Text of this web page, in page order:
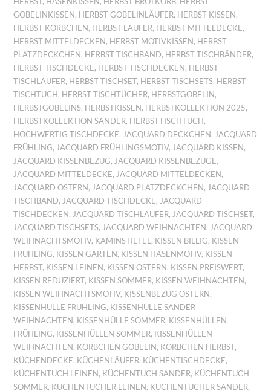
GOBELINKISSEN, HERBST GOBELINLÄUFER, HERBST KISSEN,
HERBST KÖRBCHEN, HERBST LÄUFER, HERBST MITTELDECKE,
HERBST MITTELDECKEN, HERBST MOTIVKISSEN, HERBST
PLATZDECKCHEN, HERBST TISCHBAND, HERBST TISCHBÄNDER,
HERBST TISCHDECKE, HERBST TISCHDECKEN, HERBST
TISCHLÄUFER, HERBST TISCHSET, HERBST TISCHSETS, HERBST
TISCHTUCH, HERBST TISCHTÜCHER, HERBSTGOBELIN,
HERBSTGOBELINS, HERBSTKISSEN, HERBSTKOLLEKTION 2025,
HERBSTKOLLEKTION SANDER, HERBSTTISCHTUCH,
HOCHWERTIG TISCHDECKE, JACQUARD DECKCHEN, JACQUARD
FRÜHLING, JACQUARD FRÜHLINGSMOTIV, JACQUARD KISSEN,
JACQUARD KISSENBEZUG, JACQUARD KISSENBEZÜGE,
JACQUARD MITTELDECKE, JACQUARD MITTELDECKEN,
JACQUARD OSTERN, JACQUARD PLATZDECKCHEN, JACQUARD
TISCHBAND, JACQUARD TISCHDECKE, JACQUARD
TISCHDECKEN, JACQUARD TISCHLÄUFER, JACQUARD TISCHSET,
JACQUARD TISCHSETS, JACQUARD WEIHNACHTEN, JACQUARD
WEIHNACHTSMOTIV, KAMINSTIEFEL , KISSEN BILLIG, KISSEN
FRÜHLING, KISSEN GARTEN, KISSEN HASENMOTIV, KISSEN
HERBST, KISSEN LEINEN, KISSEN OSTERN, KISSEN PREISWERT,
KISSEN REDUZIERT, KISSEN SOMMER, KISSEN WEIHNACHTEN,
KISSEN WEIHNACHTSMOTIV, KISSENBEZUG OSTERN,
KISSENHÜLLE FRÜHLING, KISSENHÜLLE SANDER
WEIHNACHTEN, KISSENHÜLLE SOMMER, KISSENHÜLLEN
FRÜHLING, KISSENHÜLLEN SOMMER, KISSENHÜLLEN
WEIHNACHTEN, KÖRBCHEN GOBELIN, KÖRBCHEN HERBST,
KÜCHENDECKE, KÜCHENLÄUFER, KÜCHENTISCHDECKE,
KÜCHENTUCH LEINEN, KÜCHENTUCH SANDER, KÜCHENTUCH
SOMMER, KÜCHENTÜCHER LEINEN, KÜCHENTÜCHER SANDER,